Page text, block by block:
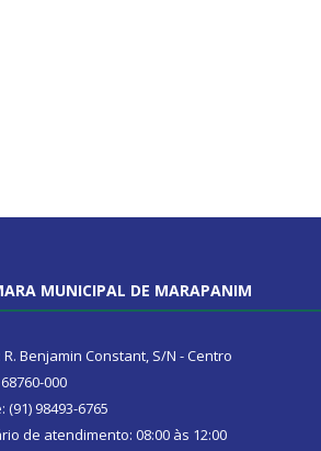
MUNICIPAL DE MARAPANIM
R. Benjamin Constant, S/N - Centro
68760-000
(91) 98493-6765
de atendimento: 08:00 às 12:00